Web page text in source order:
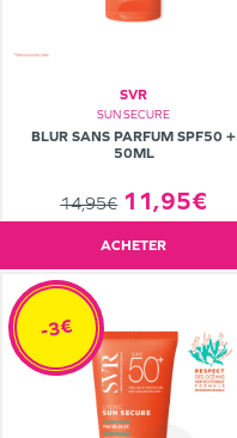
SVR
SUN SECURE
BLUR SANS PARFUM SPF50 +
50ML
14,95€ 11,95€
ACHETER
-3€